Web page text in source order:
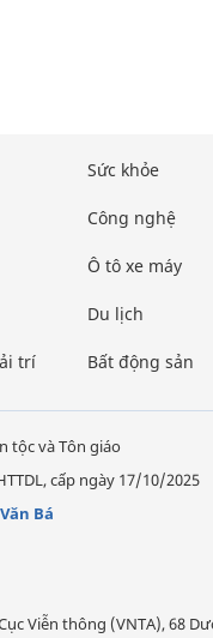
trí
Sức khỏe
Công nghệ
Ô tô xe máy
Du lịch
Bất động sản
tộc và Tôn giáo
cấp ngày 17/10/2025
Bá
Viễn thông (VNTA), 68